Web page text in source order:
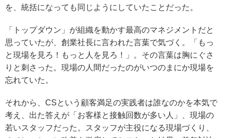
を、統括になっても同じようにしていたことだった。
「トップダウン」が組織を動かす最高のマネジメントだと
思っていたが、創業社長に言われた言葉で気づく。「もっ
と現場を見ろ！もっと人を見ろ！」。その言葉は胸にぐさ
りと刺さった。現場の人間だったのがいつのまにか現場を
忘れていた。
それから、CSという顧客満足の実践者は誰なのかを本気で
考え、出た答えが「お客様と接触回数が多い人」、現場の
若いスタッフだった。スタッフが主役になる現場づくり、